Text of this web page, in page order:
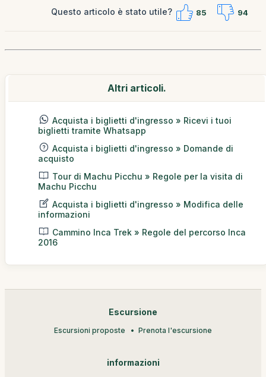
Questo articolo è stato utile? 85 94
Altri articoli.
Acquista i biglietti d'ingresso » Ricevi i tuoi
biglietti tramite Whatsapp
Acquista i biglietti d'ingresso » Domande di
acquisto
Tour di Machu Picchu » Regole per la visita di
Machu Picchu
Acquista i biglietti d'ingresso » Modifica delle
informazioni
Cammino Inca Trek » Regole del percorso Inca
2016
Escursione
Escursioni proposte Prenota l'escursione
informazioni